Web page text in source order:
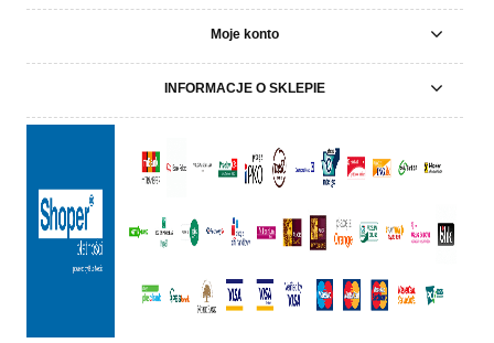
Moje konto
INFORMACJE O SKLEPIE